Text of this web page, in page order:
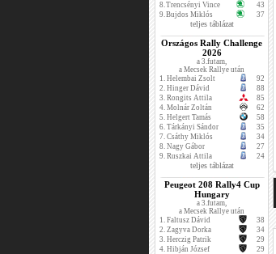
8.Trencsényi Vince
43
9.Bujdos Miklós 37
teljes táblázat
Országos Rally Challenge
2026
a 3.futam,
a Mecsek Rallye után
1. Helembai Zsolt
92
2. Hinger Dávid
88
3. Rongits Attila
85
4. Molnár Zoltán
62
5. Helgert Tamás
58
6. Tárkányi Sándor
35
7. Csáthy Miklós
34
8. Nagy Gábor
27
9. Ruszkai Attila 24
teljes táblázat
Peugeot 208 Rally4 Cup
Hungary
a 3.futam,
a Mecsek Rallye után
1. Faltusz Dávid
38
2. Zagyva Dorka
34
3. Herczig Patrik
29
4. Hibján József
29